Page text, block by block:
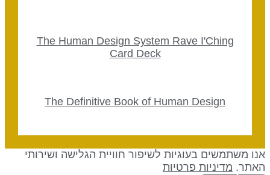
The Human Design System Rave I'Ching
Card Deck
The Definitive Book of Human Design
משתמשים בעוגיות לשיפור חוויית הגלישה ושירותי
מדיניות פרטיות